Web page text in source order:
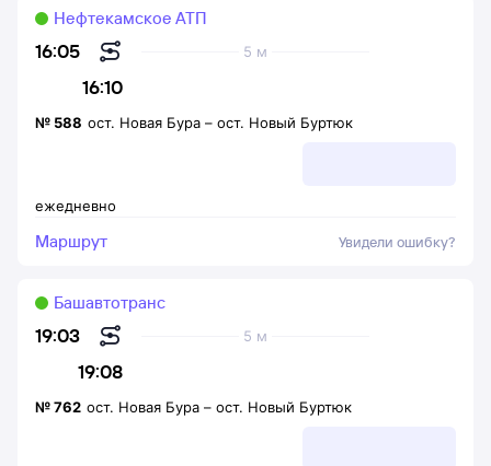
16:05
16:10
5 м
Нефтекамское АТП
ежедневно
№ 588 ост. Новая Бура – ост. Новый Буртюк
Маршрут Увидели ошибку?
19:03
19:08
5 м
Башавтотранс
№762 ост. Новая Бура – ост. Новый Буртюк